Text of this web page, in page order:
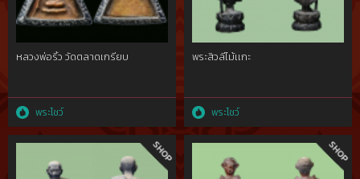
หลวงพ่อริ้ว วัดตลาดเกรียบ
พระโชว์
พระสิวลีไม้เเกะ
พระโชว์